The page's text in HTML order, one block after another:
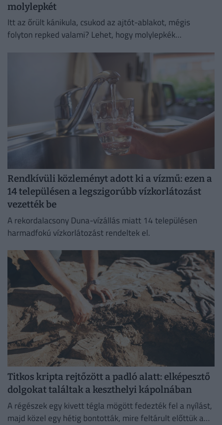
molylepkét
Itt az őrült kánikula, csukod az ajtót-ablakot, mégis
folyton repked valami? Lehet, hogy molylepkék
Rendkívüli közleményt adott ki a vízmű: ezen a
14 településen a legszigorúbb vízkorlátozást
vezették be
A rekordalacsony Duna-vízállás miatt 14 településen
harmadfokú vízkorlátozást rendeltek el.
Titkos kripta rejtőzött a padló alatt: elképesztő
dolgokat találtak a keszthelyi kápolnában
A régészek egy kivett tégla mögött fedezték fel a nyílást,
majd közel egy hétig bontották, mire feltárult előttük a